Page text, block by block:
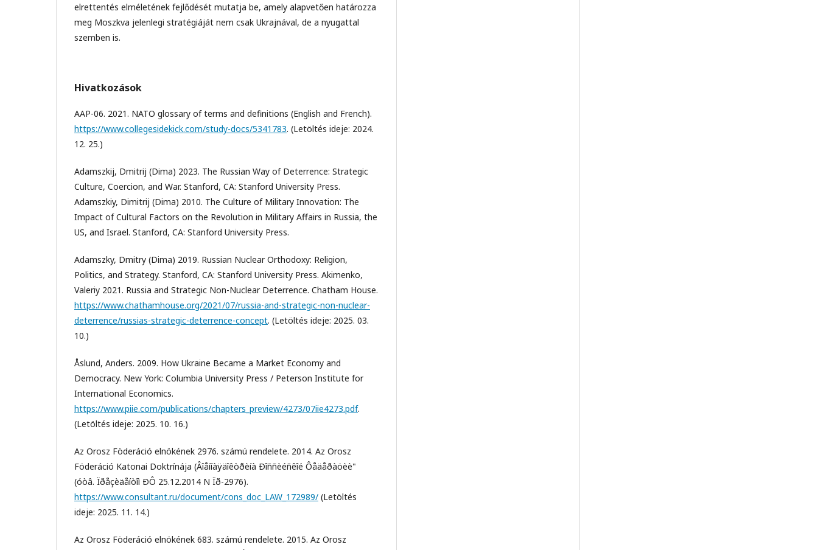
elrettentés elméletének fejlődését mutatja be, amely alapvetően határozza
meg Moszkva jelenlegi stratégiáját nem csak Ukrajnával, de a nyugattal
szemben is.
Hivatkozások
AAP-06. 2021. NATO glossary of terms and definitions (English and French).
https://www.collegesidekick.com/study-docs/5341783. (Letöltés ideje: 2024.
12. 25.)
Adamszkij, Dmitrij (Dima) 2023. The Russian Way of Deterrence: Strategic
Culture, Coercion, and War. Stanford, CA: Stanford University Press.
Adamszkiy, Dimitrij (Dima) 2010. The Culture of Military Innovation: The
Impact of Cultural Factors on the Revolution in Military Affairs in Russia, the
US, and Israel. Stanford, CA: Stanford University Press.
Adamszky, Dmitry (Dima) 2019. Russian Nuclear Orthodoxy: Religion,
Politics, and Strategy. Stanford, CA: Stanford University Press. Akimenko,
Valeriy 2021. Russia and Strategic Non-Nuclear Deterrence. Chatham House.
https://www.chathamhouse.org/2021/07/russia-and-strategic-non-nuclear-
deterrence/russias-strategic-deterrence-concept. (Letöltés ideje: 2025. 03.
10.)
Åslund, Anders. 2009. How Ukraine Became a Market Economy and
Democracy. New York: Columbia University Press / Peterson Institute for
International Economics.
https://www.piie.com/publications/chapters_preview/4273/07iie4273.pdf.
(Letöltés ideje: 2025. 10. 16.)
Az Orosz Föderáció elnökének 2976. számú rendelete. 2014. Az Orosz
Föderáció Katonai Doktrínája (Âîåííàÿäîêòðèíà Ðîññèéñêîé Ôåäåðàöèè"
(óòâ. Ïðåçèäåíòîì ÐÔ 25.12.2014 N Ïð-2976).
https://www.consultant.ru/document/cons_doc_LAW_172989/ (Letöltés
ideje: 2025. 11. 14.)
Az Orosz Föderáció elnökének 683. számú rendelete. 2015. Az Orosz